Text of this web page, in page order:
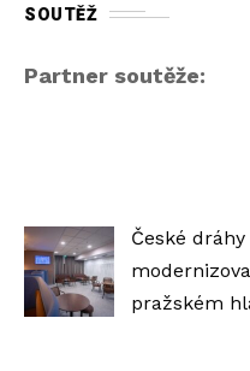
SOUTĚŽ
Partner soutěže:
České
pražském